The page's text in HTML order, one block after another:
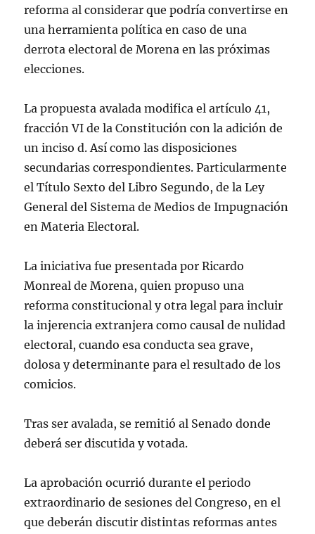
reforma al considerar que podría convertirse en
una herramienta política en caso de una
derrota electoral de Morena en las próximas
elecciones.
La propuesta avalada modifica el artículo 41,
fracción VI de la Constitución con la adición de
un inciso d. Así como las disposiciones
secundarias correspondientes. Particularmente
el Título Sexto del Libro Segundo, de la Ley
General del Sistema de Medios de Impugnación
en Materia Electoral.
La iniciativa fue presentada por Ricardo
Monreal de Morena, quien propuso una
reforma constitucional y otra legal para incluir
la injerencia extranjera como causal de nulidad
electoral, cuando esa conducta sea grave,
dolosa y determinante para el resultado de los
comicios.
Tras ser avalada, se remitió al Senado donde
deberá ser discutida y votada.
La aprobación ocurrió durante el periodo
extraordinario de sesiones del Congreso, en el
que deberán discutir distintas reformas antes